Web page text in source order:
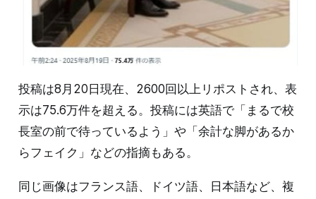
投稿は8月20日現在、2600回以上リポストされ、表
示は75.6万件を超える。投稿には英語で「まるで校
長室の前で待っているよう」や「余計な脚があるか
らフェイク」などの指摘もある。
同じ画像はフランス語、ドイツ語、日本語など、複